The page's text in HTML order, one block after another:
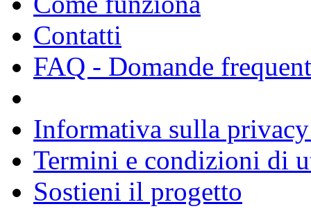
Contatti
FAQ - Domande
Informativa sulla
Termini e condizioni di
Sostieni il progetto